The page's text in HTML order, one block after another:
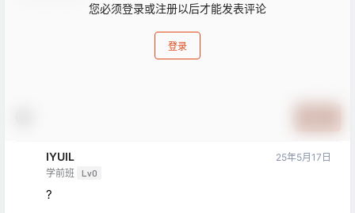
您必须登录或注册以后才能发表评论
登录
IYUIL
学前班 Lv0
25年5月17日
?